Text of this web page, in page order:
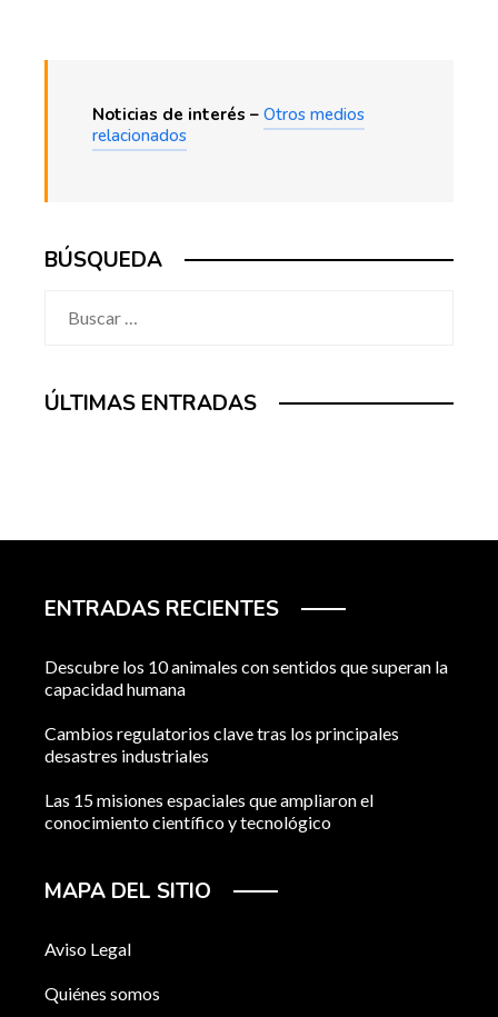
Noticias de interés – Otros medios
relacionados
BÚSQUEDA
ÚLTIMAS ENTRADAS
ENTRADAS RECIENTES
Descubre los 10 animales con sentidos que superan la
capacidad humana
Cambios regulatorios clave tras los principales
desastres industriales
Las 15 misiones espaciales que ampliaron el
conocimiento científico y tecnológico
MAPA DEL SITIO
Aviso Legal
Quiénes somos